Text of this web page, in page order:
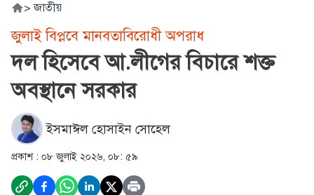
> জাতীয়
জুলাই বিপ্লবে মানবতাবিরোধী অপরাধ
দল হিসেবে আ.লীগের বিচারে শক্ত
অবস্থানে সরকার
ইসমাঈল হোসাইন সোহেল
প্রকাশ : ০৮ জুলাই ২০২৬, ০৮: ৫৯